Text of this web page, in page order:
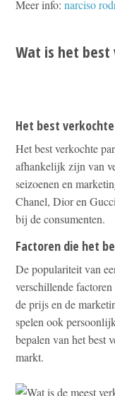
Meer info:narciso
Wat is het
Het best
Het best verkochte
afhankelijk zijn van
seizoenen en
Chanel, Dior en
bij de consumenten.
Factoren die het
De populariteit van
verschillende
de prijs en de
spelen ook
bepalen van het best
markt.